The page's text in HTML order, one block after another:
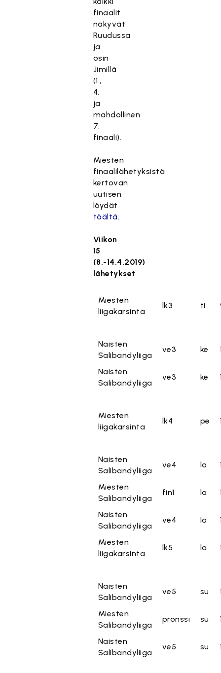
finaalit
näkyvät
Ruudussa
ja
osin
Jimillä
(1.,
4.
ja
mahdollinen
7.
finaali).
Miesten
finaalilähetyksistä
kertovan
uutisen
löydät
täältä.
Viikon
15
(8.-14.4.2019)
lähetykset
Miesten
liigakarsinta
lk3 ti
Naisten
Salibandyliiga
ve3 ke
Naisten
Salibandyliiga
ve3 ke
Miesten
liigakarsinta
lk4 pe
Naisten
Salibandyliiga
ve4 la
Miesten
Salibandyliiga
fin1 la
Naisten
Salibandyliiga
ve4 la
Miesten
liigakarsinta
lk5 la
Naisten
Salibandyliiga
ve5 su
Miesten
Salibandyliiga
pronssi su
Naisten
Salibandyliiga
ve5 su